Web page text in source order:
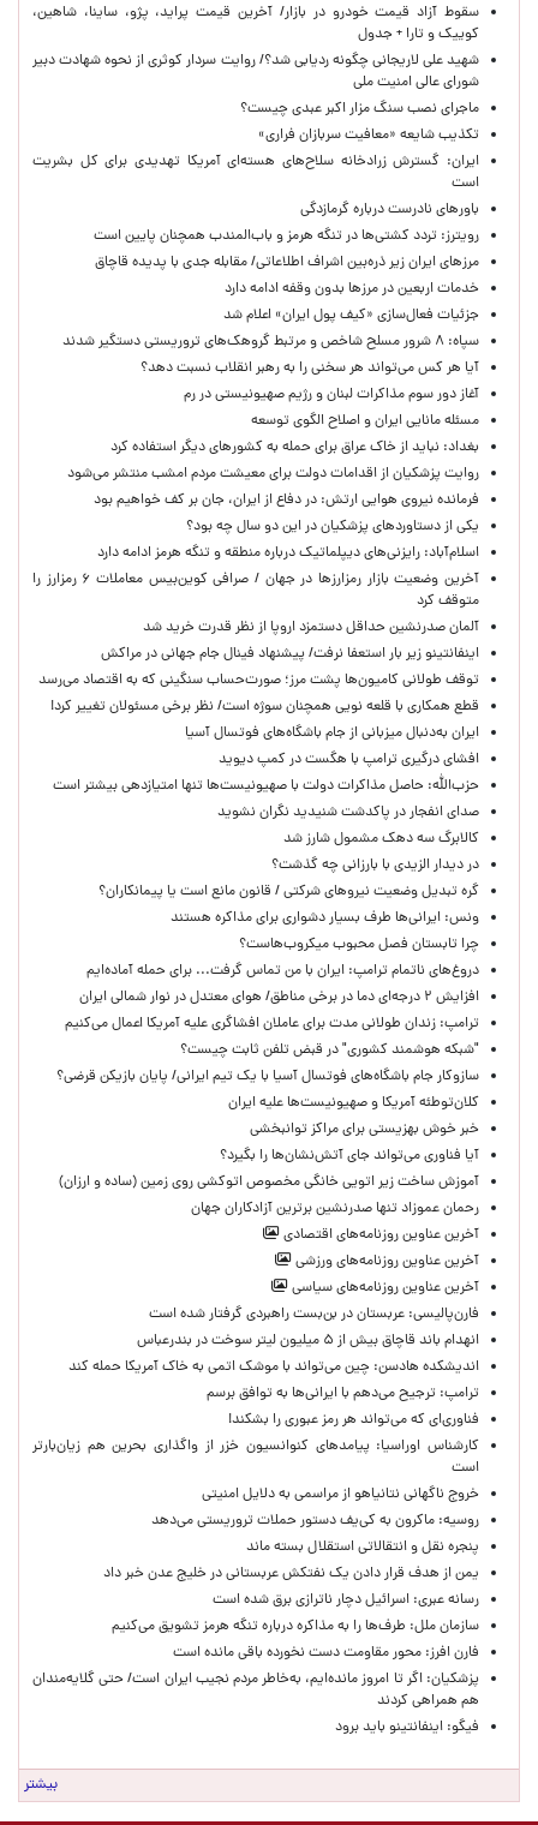
سقوط آزاد قیمت خودرو در بازار/ آخرین قیمت پراید، پژو، ساینا، شاهین،
کوییک و تارا + جدول
شهید علی لاریجانی چگونه ردیابی شد؟/ روایت سردار کوثری از نحوه شهادت دبیر
شورای عالی امنیت ملی
ماجرای نصب سنگ مزار اکبر عبدی چیست؟
تکذیب شایعه «معافیت سربازان فراری»
ایران: گسترش زرادخانه سلاح‌های هسته‌ای آمریکا تهدیدی برای کل بشریت
است
باورهای نادرست درباره گرمازدگی
رویترز: تردد کشتی‌ها در تنگه هرمز و باب‌المندب همچنان پایین است
مرزهای ایران زیر ذره‌بین اشراف اطلاعاتی/ مقابله جدی با پدیده قاچاق
خدمات اربعین در مرزها بدون وقفه ادامه دارد
جزئیات فعال‌سازی «کیف پول ایران» اعلام شد
سپاه: ۸ شرور مسلح شاخص و مرتبط گروهک‌های تروریستی دستگیر شدند
آیا هر کس می‌تواند هر سخنی را به رهبر انقلاب نسبت دهد؟
آغاز دور سوم مذاکرات لبنان و رژیم صهیونیستی در رم
مسئله مانایی ایران و اصلاح الگوی توسعه
بغداد: نباید از خاک عراق برای حمله به کشورهای دیگر استفاده کرد
روایت پزشکیان از اقدامات دولت برای معیشت مردم امشب منتشر می‌شود
فرمانده نیروی هوایی ارتش: در دفاع از ایران، جان بر کف خواهیم بود
یکی از دستاوردهای پزشکیان در این دو سال چه بود؟
اسلام‌آباد: رایزنی‌های دیپلماتیک درباره منطقه و تنگه هرمز ادامه دارد
آخرین وضعیت بازار رمزارزها در جهان / صرافی کوین‌بیس معاملات ۶ رمزارز را
متوقف کرد
آلمان صدرنشین حداقل دستمزد اروپا از نظر قدرت خرید شد
اینفانتینو زیر بار استعفا نرفت/ پیشنهاد فینال جام جهانی در مراکش
توقف طولانی کامیون‌ها پشت مرز؛ صورت‌حساب سنگینی که به اقتصاد می‌رسد
قطع همکاری با قلعه نویی همچنان سوژه است/ نظر برخی مسئولان تغییر کرد!
ایران به‌دنبال میزبانی از جام باشگاه‌های فوتسال آسیا
افشای درگیری ترامپ با هگست در کمپ دیوید
حزب‌الله: حاصل مذاکرات دولت با صهیونیست‌ها تنها امتیازدهی‌ بیشتر است
صدای انفجار در پاکدشت شنیدید نگران نشوید
کالابرگ سه دهک مشمول شارز شد
در دیدار الزیدی با بارزانی چه گذشت؟
گره تبدیل وضعیت نیروهای شرکتی / قانون مانع است یا پیمانکاران؟
ونس: ایرانی‌ها طرف بسیار دشواری برای مذاکره هستند
چرا تابستان فصل محبوب میکروب‌هاست؟
دروغ‌های ناتمام ترامپ: ایران با من تماس گرفت... برای حمله آماده‌ایم
افزایش ۲ درجه‌ای دما در برخی مناطق/ هوای معتدل در نوار شمالی ایران
ترامپ: زندان طولانی مدت برای عاملان افشاگری‌ علیه آمریکا اعمال می‌کنیم
"شبکه هوشمند کشوری" در قبض تلفن ثابت چیست؟
سازوکار جام باشگاه‌های فوتسال آسیا با یک تیم ایرانی/ پایان بازیکن قرضی؟
کلان‌توطئه آمریکا و صهیونیست‌ها علیه ایران
خبر خوش بهزیستی برای مراکز توانبخشی
آیا فناوری می‌تواند جای آتش‌نشان‌ها را بگیرد؟
آموزش ساخت زیر اتویی خانگی مخصوص اتوکشی روی زمین (ساده و ارزان)
رحمان عموزاد تنها صدرنشین برترین آزادکاران جهان
آخرین عناوین روزنامه‌های اقتصادی
آخرین عناوین روزنامه‌های ورزشی
آخرین عناوین روزنامه‌های سیاسی
فارن‌پالیسی: عربستان در بن‌بست راهبردی گرفتار شده است
انهدام باند قاچاق بیش از ۵ میلیون لیتر سوخت در بندرعباس
اندیشکده هادسن: چین می‌تواند با موشک اتمی به خاک آمریکا حمله کند
ترامپ: ترجیح می‌دهم با ایرانی‌‌ها به توافق برسم
فناوری‌ای که می‌تواند هر رمز عبوری را بشکند!
کارشناس اوراسیا: پیامدهای کنوانسیون خزر از واگذاری بحرین هم زیان‌بارتر
است
خروج ناگهانی نتانیاهو از مراسمی به دلایل امنیتی
روسیه: ماکرون به کی‌یف دستور حملات تروریستی می‌دهد
پنجره‌ نقل و انتقالاتی استقلال بسته ماند
یمن از هدف قرار دادن یک نفتکش عربستانی در خلیج عدن خبر داد
رسانه عبری: اسرائیل دچار ناترازی برق شده است
سازمان ملل: طرف‌ها را به مذاکره درباره تنگه هرمز تشویق می‌کنیم
فارن افرز: محور مقاومت دست نخورده باقی مانده است
پزشکیان: اگر تا امروز مانده‌ایم، به‌خاطر مردم نجیب ایران است/ حتی گلایه‌مندان
هم همراهی کردند
فیگو: اینفانتینو باید برود
بیشتر